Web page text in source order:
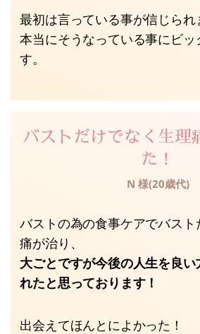
最初は言っている事が信じら
本当にそうなっている事にビッ
す。
バストだけでなく生理
た！
N 様(20歳代)
バストの為の食事ケアでバスト
痛が治り、
大ごとですが今後の人生を良い
れたと思っております！
出会えてほんとによかった！